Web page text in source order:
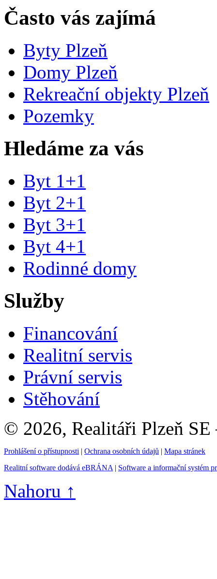
Často vás zajímá
Byty Plzeň
Domy Plzeň
Rekreační objekty Plzeň
Pozemky
Hledáme za vás
Byt 1+1
Byt 2+1
Byt 3+1
Byt 4+1
Rodinné domy
Služby
Financování
Realitní servis
Právní servis
Stěhování
© 2026, Realitáři Plzeň SE
Prohlášení o přístupnosti | Ochrana osobních údajů | Mapa stránek
Realitní software dodává eBRÁNA | Software a informační systém
Nahoru ↑